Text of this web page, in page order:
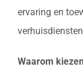
ervaring en
Waarom